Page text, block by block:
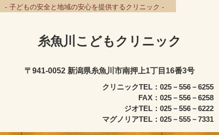
- 子どもの安全と地域の安心を提供するクリニック -
糸魚川こどもクリニック
〒941-0052 新潟県糸魚川市南押上1丁目16番3号
クリニックTEL：025－556－6255
FAX：025－556－6258
ジオTEL：025－556－6222
マグノリアTEL：025－555－7331